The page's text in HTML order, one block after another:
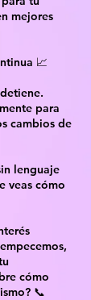
mejores
📈
para
cambios de
lenguaje
veas cómo
cómo
📞